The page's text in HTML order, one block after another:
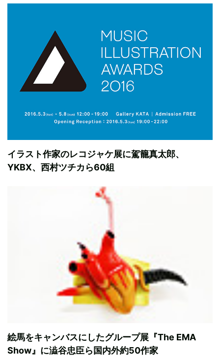
イラスト作家のレコジャケ展に駕籠真太郎、
YKBX、西村ツチカら60組
絵馬をキャンバスにしたグループ展『The EMA
Show』に澁谷忠臣ら国内外約50作家